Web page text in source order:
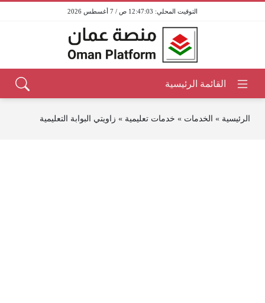
12:47:03 ص / 7 أغسطس 2026
الرئيسية » الخدمات » خدمات تعليمية » زاويتي البوابة التعليمية